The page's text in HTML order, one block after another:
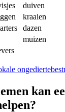
duiven
kraaien
dazen
muizen
kan